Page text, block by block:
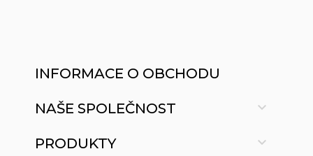
INFORMACE O OBCHODU
NAŠE SPOLEČNOST 
PRODUKTY 